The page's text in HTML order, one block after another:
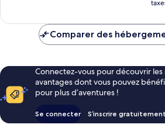
Comparer des
Connectez-vous pour découvrir
avantages dont vous pouvez
pour plus d’aventures !
Se connecter S’inscrire gratuitement